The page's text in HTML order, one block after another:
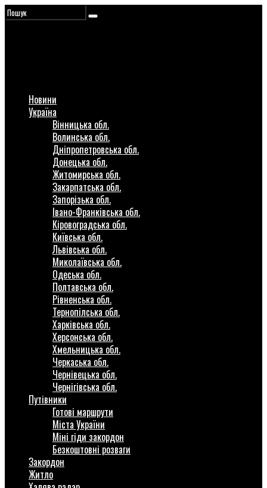
Новини
Україна
Вінницька обл.
Волинська обл.
Дніпропетровська обл.
Донецька обл.
Житомирська обл.
Закарпатська обл.
Запорізька обл.
Івано-Франківська обл.
Кіровоградська обл.
Київська обл.
Львівська обл.
Миколаївська обл.
Одеська обл.
Полтавська обл.
Рівненська обл.
Тернопілська обл.
Харківська обл.
Херсонська обл.
Хмельницька обл.
Черкаська обл.
Чернівецька обл.
Чернігівська обл.
Путівники
Готові маршрути
Міста України
Міні гіди закордон
Безкоштовні розваги
Закордон
Житло